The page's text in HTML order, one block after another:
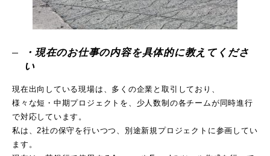
・現在のお仕事の内容を具体的に教えてくださ
い
現在出向している現場は、多くの企業と取引しており、
様々な短・中期プロジェクトを、少人数制の各チームが同時進行
で対応しています。
私は、2社の保守を行いつつ、別途新規プロジェクトに参画してい
ます。